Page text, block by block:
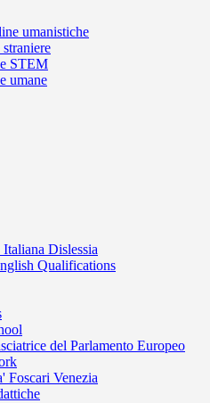
umanistiche
STEM
umane
Dislessia
Qualifications
del Parlamento Europeo
Foscari Venezia